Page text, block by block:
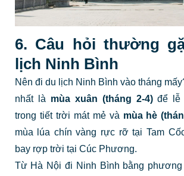
6. Câu hỏi thường
lịch Ninh Bình
Nên đi du lịch Ninh Bình vào tháng
nhất là mùa xuân (tháng 2-4)để lễ
trong tiết trời mát mẻ và mùa hè
mùa lúa chín vàng rực rỡ tại Tam
bay rợp trời tại Cúc Phương.
Từ Hà Nội đi Ninh Bình bằng